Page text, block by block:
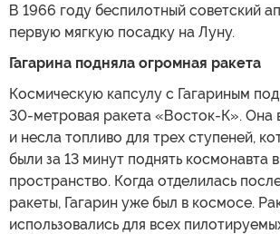
В 1966 году беспилотный советский
первую мягкую посадку на Луну.
Гагарина подняла огромная ракета
Космическую капсулу с Гагариным
30-метровая ракета «Восток-К». Она
и несла топливо для трех ступеней,
были за 13 минут поднять космонавта
пространство. Когда отделилась
ракеты, Гагарин уже был в космосе.
использовались для всех